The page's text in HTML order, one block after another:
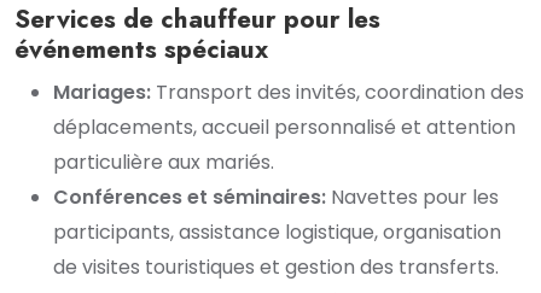
Services de chauffeur pour les
événements spéciaux
Mariages: Transport des invités, coordination des
déplacements, accueil personnalisé et attention
particulière aux mariés.
Conférences et séminaires: Navettes pour les
participants, assistance logistique, organisation
de visites touristiques et gestion des transferts.